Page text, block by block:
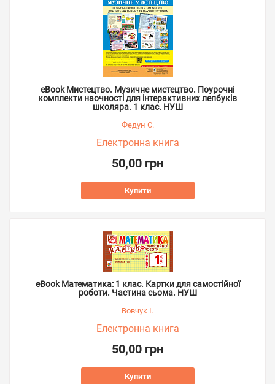
eBook Мистецтво. Музичне мистецтво. Поурочні
комплекти наочності для інтерактивних лепбуків
школяра. 1 клас. НУШ
Федун С.
Електронна книга
50,00 грн
Купити
eBook Математика: 1 клас. Картки для самостійної
роботи. Частина сьома. НУШ
Вовчук І.
Електронна книга
50,00 грн
Купити